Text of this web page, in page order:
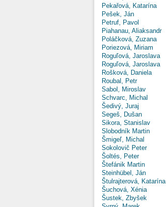
Pekařová, Katarína
Pešek, Ján
Petruf, Pavol
Piahanau, Aliaksandr
Poláčková, Zuzana
Poriezová, Miriam
Roguľová, Jaroslava
Roguľová, Jaroslava
Rošková, Daniela
Roubal, Petr
Sabol, Miroslav
Schvarc, Michal
Šedivý, Juraj
Segeš, Dušan
Sikora, Stanislav
Slobodník Martin
Šmigeľ, Michal
Sokolovič Peter
Šoltés, Peter
Štefánik Martin
Steinhübel, Ján
Štulrajterová, Katarína
Šuchová, Xénia
Šustek, Zbyšek